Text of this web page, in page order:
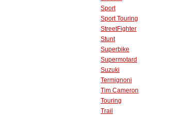
Sport
Sport Touring
StreetFighter
Stunt
Superbike
Supermotard
Suzuki
Termignoni
Tim Cameron
Touring
Trail